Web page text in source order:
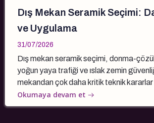
Dış Mekan Seramik Seçimi:
ve Uygulama
31/07/2026
Dış mekan seramik seçimi, donma-
yoğun yaya trafiği ve ıslak zemin
mekandan çok daha kritik teknik
Okumaya devam et